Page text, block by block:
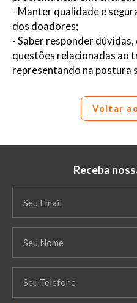
- Manter qualidade e
dos doadores;
- Saber responder
questões relacionadas ao
representando na postura
Voltar
Receba